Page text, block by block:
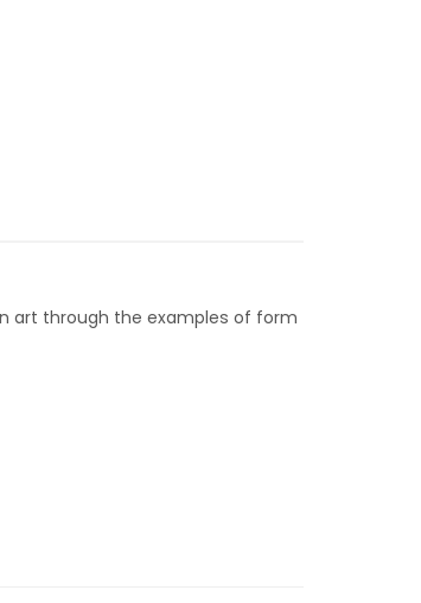
art through the examples of form